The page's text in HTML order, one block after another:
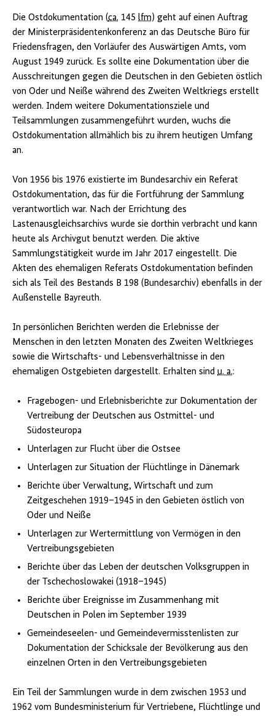
Die Ostdokumentation (ca. 145 lfm) geht auf einen Auftrag
der Ministerpräsidentenkonferenz an das Deutsche Büro für
Friedensfragen, den Vorläufer des Auswärtigen Amts, vom
August 1949 zurück. Es sollte eine Dokumentation über die
Ausschreitungen gegen die Deutschen in den Gebieten östlich
von Oder und Neiße während des Zweiten Weltkriegs erstellt
werden. Indem weitere Dokumentationsziele und
Teilsammlungen zusammengeführt wurden, wuchs die
Ostdokumentation allmählich bis zu ihrem heutigen Umfang
an.
Von 1956 bis 1976 existierte im Bundesarchiv ein Referat
Ostdokumentation, das für die Fortführung der Sammlung
verantwortlich war. Nach der Errichtung des
Lastenausgleichsarchivs wurde sie dorthin verbracht und kann
heute als Archivgut benutzt werden. Die aktive
Sammlungstätigkeit wurde im Jahr 2017 eingestellt. Die
Akten des ehemaligen Referats Ostdokumentation befinden
sich als Teil des Bestands B 198 (Bundesarchiv) ebenfalls in der
Außenstelle Bayreuth.
In persönlichen Berichten werden die Erlebnisse der
Menschen in den letzten Monaten des Zweiten Weltkrieges
sowie die Wirtschafts- und Lebensverhältnisse in den
ehemaligen Ostgebieten dargestellt. Erhalten sind u. a.:
Fragebogen- und Erlebnisberichte zur Dokumentation der
Vertreibung der Deutschen aus Ostmittel- und
Südosteuropa
Unterlagen zur Flucht über die Ostsee
Unterlagen zur Situation der Flüchtlinge in Dänemark
Berichte über Verwaltung, Wirtschaft und zum
Zeitgeschehen 1919–1945 in den Gebieten östlich von
Oder und Neiße
Unterlagen zur Wertermittlung von Vermögen in den
Vertreibungsgebieten
Berichte über das Leben der deutschen Volksgruppen in
der Tschechoslowakei (1918–1945)
Berichte über Ereignisse im Zusammenhang mit
Deutschen in Polen im September 1939
Gemeindeseelen- und Gemeindevermisstenlisten zur
Dokumentation der Schicksale der Bevölkerung aus den
einzelnen Orten in den Vertreibungsgebieten
Ein Teil der Sammlungen wurde in dem zwischen 1953 und
1962 vom Bundesministerium für Vertriebene, Flüchtlinge und